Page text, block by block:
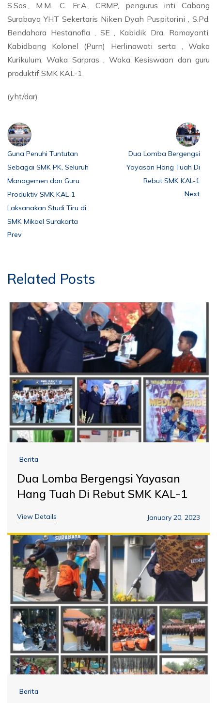
S.Sos., M.M., C. Fr.A., CRMP, pengurus inti Cabang
Surabaya YHT Sekertaris Niken Dyah Puspitorini , S.Pd,
Bendahara Hestanofia , SE , Kabidik Dra. Ramayanti,
Kabidbang Kolonel (Purn) Herlinawati serta , Waka
Kurikulum, Waka Sarpras , Waka Kesiswaan dan guru
produktif SMK KAL-1.
(yht/dar)
Guna Penuhi Tuntutan
Sebagai SMK PK, Seluruh
Managemen dan Guru
Produktiv SMK KAL-1
Laksanakan Studi Tiru di
SMK Mikael Surakarta
Prev
Dua Lomba Bergengsi
Yayasan Hang Tuah Di
Rebut SMK KAL-1
Next
Related Posts
Berita
Dua Lomba Bergengsi Yayasan
Hang Tuah Di Rebut SMK KAL-1
View Details January 20, 2023
Berita